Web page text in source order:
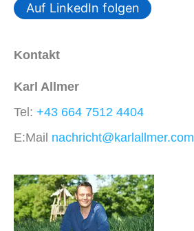
Auf LinkedIn folgen
Kontakt
Karl Allmer
Tel: +43 664 7512 4404
E:Mail nachricht@karlallmer.com